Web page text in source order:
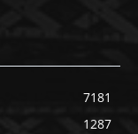
7181
1287